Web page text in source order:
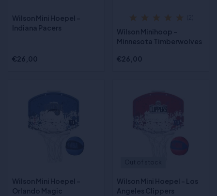
Wilson Mini Hoepel -
Indiana Pacers
€26,00
Wilson Minihoop -
Minnesota Timberwolves
€26,00
Wilson Mini Hoepel -
Orlando Magic
Wilson Mini Hoepel - Los
Angeles Clippers